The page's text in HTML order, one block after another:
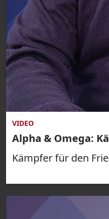
VIDEO
Alpha & Omega:
Kämpfer für den